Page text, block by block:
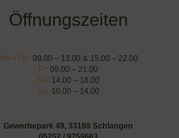
Öffnungszeiten
Mo – Do: 09.00 – 13.00 & 15.00 – 22.00
Fr: 09.00 – 21.00
Sa: 14.00 – 18.00
So: 10.00 – 14.00
Gewerbepark 49, 33189 Schlangen